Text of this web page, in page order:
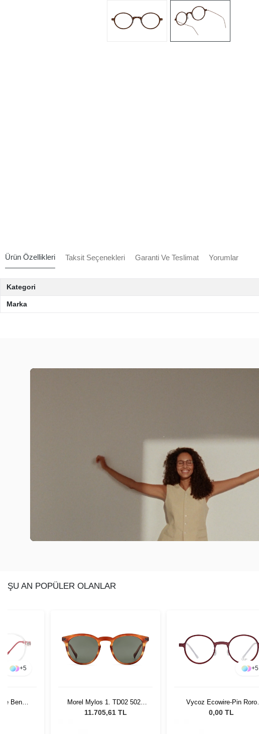
Ürün Özellikleri Taksit Seçenekleri Garanti Ve Teslimat Yorumlar
Kategori
Marka
ŞU AN POPÜLER OLANLAR
+5
Benn
Morel Mylos 1. TD02 5021
Unisex Güneş Gözlüğü
11.705,61 TL
+5
Vycoz Ecowire-Pin Roro
RED 46-22 51526
0,00 TL